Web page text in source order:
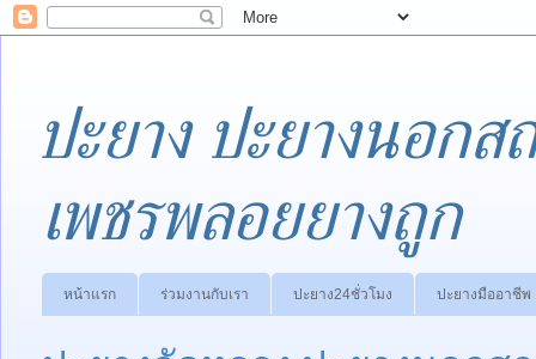
ปะยาง ปะยางนอก
เพชรพลอยยางถูก
หน้าแรก ร่วมงานกับเรา ปะยาง24ชั่วโมง ปะยางมืออาชีพ